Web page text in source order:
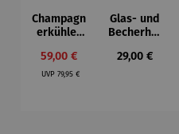
Champagn
erkühler
Strandkör
be
Verkaufspreis:
59,00 €
UVP Regulärer Preis:
79,95 €
Glas- und
Becherhal
Regulärer
29,00 €